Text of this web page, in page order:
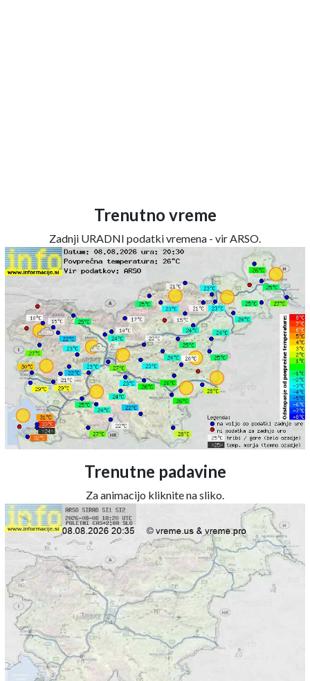
Trenutno vreme
Zadnji URADNI podatki vremena - vir ARSO.
Trenutne padavine
Za animacijo kliknite na sliko.